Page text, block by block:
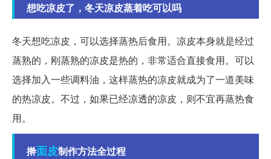
想吃凉皮了，冬天凉皮蒸着吃可以吗
冬天想吃凉皮，可以选择蒸热后食用。凉皮本身就是经过
蒸熟的，刚蒸熟的凉皮是热的，非常适合直接食用。可以
选择加入一些调料油，这样蒸热的凉皮就成为了一道美味
的热凉皮。不过，如果已经凉透的凉皮，则不宜再蒸热食
用。
擀面皮制作方法全过程